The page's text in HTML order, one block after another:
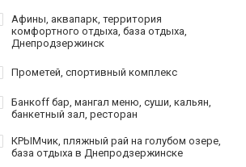
Афины, аквапарк, территория
комфортного отдыха, база отдыха,
Днепродзержинск
Прометей, спортивный комплекс
Банкoff бар, мангал меню, суши, кальян,
банкетный зал, ресторан
КРЫМчик, пляжный рай на голубом озере,
база отдыха в Днепродзержинске